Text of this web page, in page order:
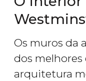
Os muros da
dos melhores
arquitetura